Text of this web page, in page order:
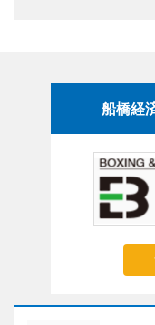
船橋経